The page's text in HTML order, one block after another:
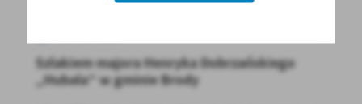
Szlakiem majora Henryka Dobrzańskiego
„Hubala” w gminie Brody